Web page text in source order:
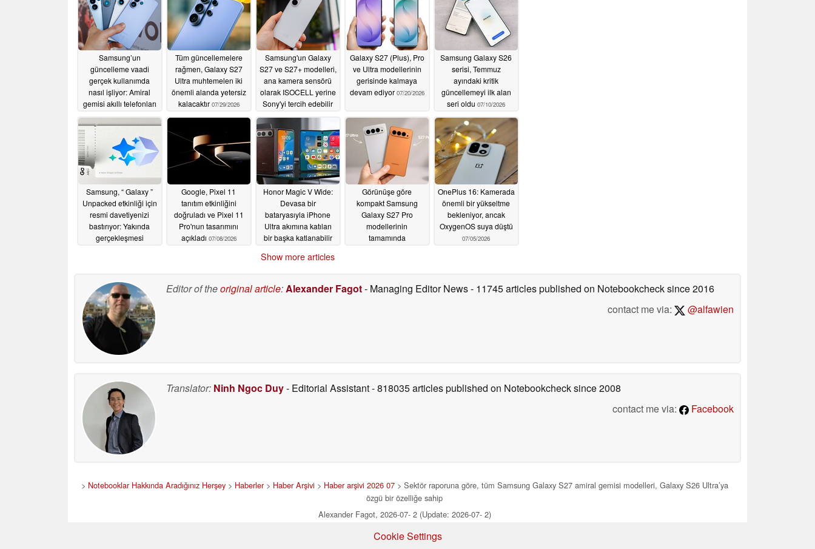
Samsung’un
güncelleme vaadi
gerçek kullanımda
nasıl işliyor: Amiral
gemisi akıllı telefonları
ne kadar güncel?
07/30/2026
Tüm güncellemelere
rağmen, Galaxy S27
Ultra muhtemelen iki
önemli alanda yetersiz
kalacaktır 07/29/2026
Samsung'un Galaxy
S27 ve S27+ modelleri,
ana kamera sensörü
olarak ISOCELL yerine
Sony'yi tercih edebilir
07/24/2026
Galaxy S27 (Plus), Pro
ve Ultra modellerinin
gerisinde kalmaya
devam ediyor 07/20/2026
Samsung Galaxy S26
serisi, Temmuz
ayındaki kritik
güncellemeyi ilk alan
seri oldu 07/10/2026
Samsung, “ Galaxy ”
Unpacked etkinliği için
resmi davetiyenizi
bastırıyor: Yakında
gerçekleşmesi
Google, Pixel 11
tanıtım etkinliğini
doğruladı ve Pixel 11
Pro'nun tasarımını
açıkladı 07/08/2026
Honor Magic V Wide:
Devasa bir
bataryasıyla iPhone
Ultra akımına katılan
bir başka katlanabilir
Görünüşe göre
kompakt Samsung
Galaxy S27 Pro
modellerinin
tamamında
07/07/2026
OnePlus 16: Kamerada
önemli bir yükseltme
bekleniyor, ancak
OxygenOS suya düştü
07/05/2026
Show more articles
Editor of theoriginal article:Alexander Fagot- Managing Editor News- 11745 articles published on Notebookchecksince 2016
contact me via:
@alfawien
Translator: Ninh Ngoc Duy- Editorial Assistant- 818035 articles published on Notebookchecksince 2008
contact me via:
Facebook
> Notebooklar Hakkında Aradığınız Herşey> Haberler> Haber Arşivi > Haber arşivi 2026 07> Sektör raporuna göre, tüm Samsung Galaxy S27 amiral gemisi modelleri, Galaxy S26 Ultra’ya
özgü bir özelliğe sahip
Alexander Fagot, 2026-07- 2 (Update: 2026-07- 2)
Cookie Settings